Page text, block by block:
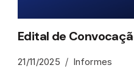
Edital de
21/11/2025 Informes